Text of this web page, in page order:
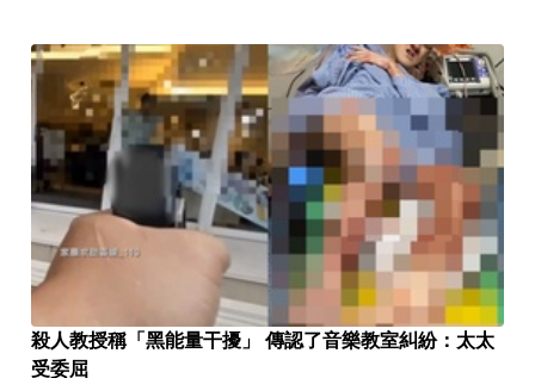
殺人教授稱「黑能量干擾」 傳認了音樂教室糾紛：太太
受委屈